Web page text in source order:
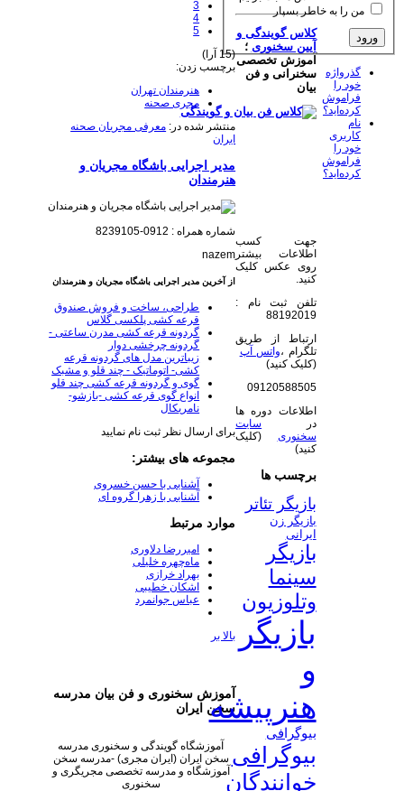
3
4
5
(15 آرا)
برچسب زدن:
هنرمندان تهران
مجری صحنه
منتشر شده در: معرفی مجریان صحنه
ایران
مدیر اجرایی باشگاه مجریان و
هنرمندان
شماره همراه : 0912-8239105
nazem
از آخرین مدیر اجرایی باشگاه مجریان و هنرمندان
طراحی، ساخت و فروش صندوق
قرعه کشی پلکسی گلاس
گردونه قرعه کشی مدرن ساعتی -
گردونه چرخشی دوار
زیباترین مدل های گردونه قرعه
کشی- اتوماتیک - چند قلو و مشبک
گوی و گردونه قرعه کشی چند قلو
انواع گوی قرعه کشی -بازشو-
نامریکال
برای ارسال نظر ثبت نام نمایید
مجموعه های بیشتر:
آشنایی با حسن خسروی
آشنایی با زهرا گروه ای
موارد مرتبط
امیررضا دلاوری
ماه‌چهره خلیلی
بهراد خرازی
اشکان خطیبی
عباس جوانمرد
بالا بر
آموزش سخنوری و فن بیان مدرسه
سخن ایران
آموزشگاه گویندگی و سخنوری مدرسه
سخن ایران (ایران مجری) -مدرسه سخن
آموزشگاه و مدرسه تخصصی مجریگری و
سخنوری
کلاس گویندگی و
آیین سخنوری ؛
آموزش تخصصی
سخنرانی و فن
بیان
جهت کسب
اطلاعات بیشتر
روی عکس کلیک
کنید.
تلفن ثبت نام :
88192019
ارتباط از طریق
تلگرام ،واتس آپ
(کلیک کنید)
09120588505
اطلاعات دوره ها
در سایت
سخنوری (کلیک
کنید)
برچسب ها
بازیگر تئاتر
بازیگر زن
ایرانی
بازیگر
سینما
وتلوزیون
بازیگر
و
هنرپیشه
بیوگرافی
بیوگرافی
خوانندگان
من را به خاطر بسپار
گذرواژه
خود را
فراموش
کرده‌اید؟
نام
کاربری
خود را
فراموش
کرده‌اید؟